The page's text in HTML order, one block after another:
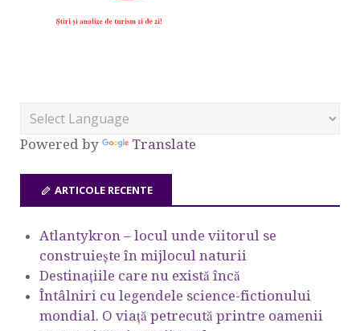
Powered by Translate
ARTICOLE RECENTE
Atlantykron – locul unde viitorul se
construiește în mijlocul naturii
Destinațiile care nu există încă
Întâlniri cu legendele science-fictionului
mondial. O viață petrecută printre oamenii